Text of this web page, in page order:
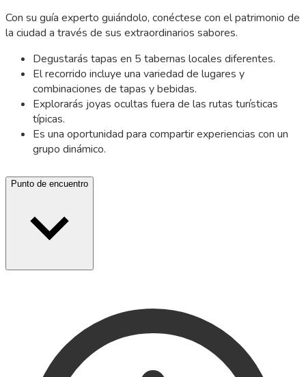
Con su guía experto guiándolo, conéctese con el patrimonio de
la ciudad a través de sus extraordinarios sabores.
Degustarás tapas en 5 tabernas locales diferentes.
El recorrido incluye una variedad de lugares y
combinaciones de tapas y bebidas.
Explorarás joyas ocultas fuera de las rutas turísticas
típicas.
Es una oportunidad para compartir experiencias con un
grupo dinámico.
Punto de encuentro